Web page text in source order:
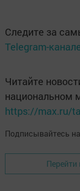
Следите за
Telegram-
Читайте
национальном
https://max.ru/
Подписывайтесь на
Перейти